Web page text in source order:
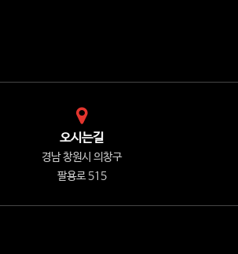
오시는길
경남 창원시 의창구
팔용로 515